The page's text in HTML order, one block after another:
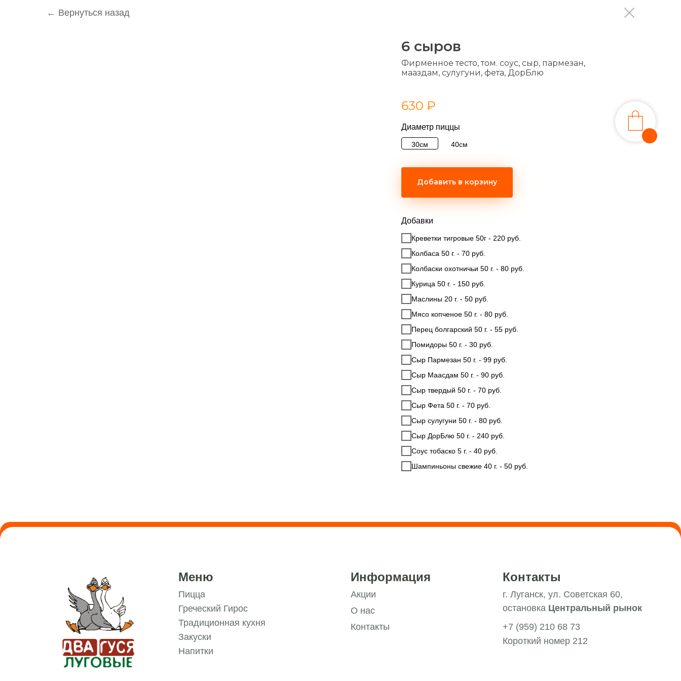
← Вернуться назад
6 сыров
630 ₽
Диаметр пиццы
30см 40см
Добавки
Креветки тигровые 50г - 220 руб.
Колбаса 50 г. - 70 руб.
Колбаски охотничьи 50 г. - 80 руб.
Курица 50 г. - 150 руб.
Маслины 20 г. - 50 руб.
Мясо копченое 50 г. - 80 руб.
Перец болгарский 50 г. - 55 руб.
Помидоры 50 г. - 30 руб.
Сыр Пармезан 50 г. - 99 руб.
Сыр Мааcдам 50 г. - 90 руб.
Сыр твердый 50 г. - 70 руб.
Сыр Фета 50 г. - 70 руб.
Сыр сулугуни 50 г. - 80 руб.
Сыр ДорБлю 50 г. - 240 руб.
Соус тобаско 5 г. - 40 руб.
Шампиньоны свежие 40 г. - 50 руб.
Добавить в корзину
Фирменное тесто, том. соус, сыр, пармезан,
мааздам, сулугуни, фета, ДорБлю
Меню
Пицца
Греческий Гирос
Традиционная кухня
Контакты
г. Луганск, ул. Советская 60,
остановка Центральный рынок
+7 (959) 210 68 73
Информация
Акции
О нас
Контакты
Закуски
Напитки
Короткий номер 212